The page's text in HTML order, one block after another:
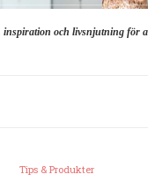
inspiration och livsnjutning för
Tips & Produkter